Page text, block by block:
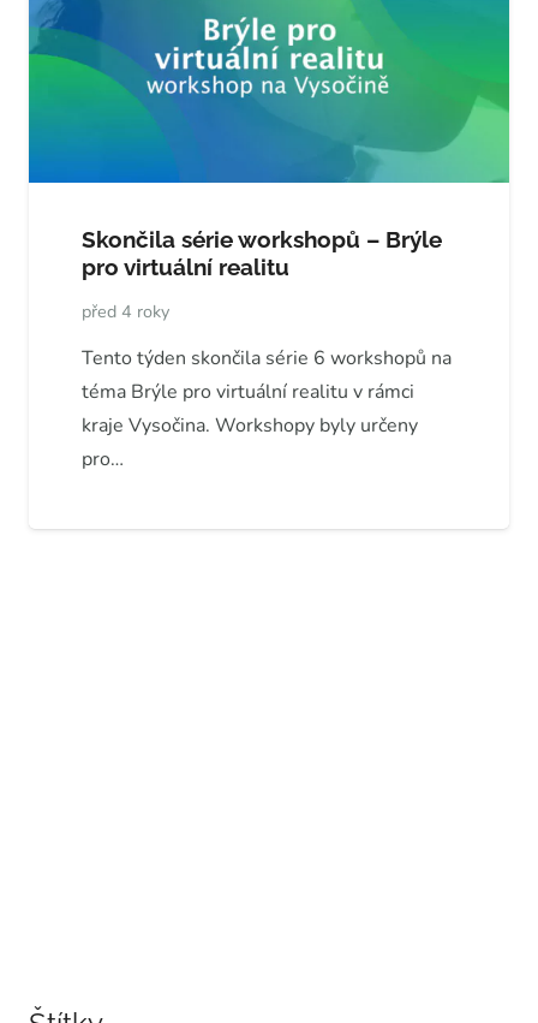
Skončila série workshopů – Brýle
pro virtuální realitu
před 4 roky
Tento týden skončila série 6 workshopů na
téma Brýle pro virtuální realitu v rámci
kraje Vysočina. Workshopy byly určeny
pro…